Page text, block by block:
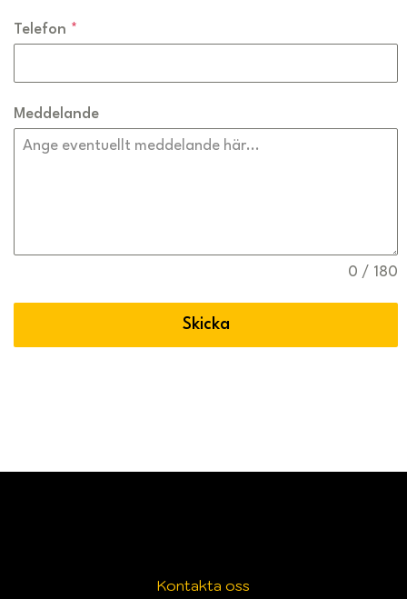
Telefon *
Meddelande
0 / 180
Skicka
Kontakta oss